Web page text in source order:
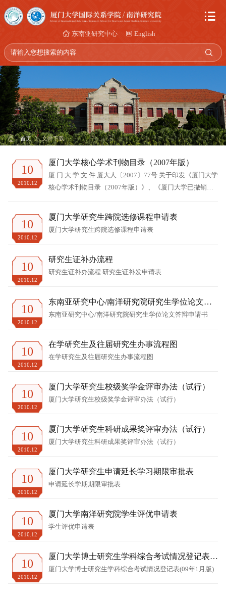
东南亚研究中心 English
首页 文件下载
10
2010.12
厦门大学核心学术刊物目录（2007年版）
厦 门 大 学 文 件 厦大人〔2007〕77号 关于印发《厦门大学
核心学术刊物目录（2007年版）》、《厦门大学已撤销的
学术刊物的若干规定》的通知 &nbs...
10
2010.12
厦门大学研究生跨院选修课程申请表
厦门大学研究生跨院选修课程申请表
10
2010.12
研究生证补办流程
研究生证补办流程 研究生证补发申请表
10
2010.12
东南亚研究中心/南洋研究院研究生学位论文答
辩申请书
东南亚研究中心/南洋研究院研究生学位论文答辩申请书
10
2010.12
在学研究生及往届研究生办事流程图
在学研究生及往届研究生办事流程图
10
2010.12
厦门大学研究生校级奖学金评审办法（试行）
厦门大学研究生校级奖学金评审办法（试行）
10
2010.12
厦门大学研究生科研成果奖评审办法（试行）
厦门大学研究生科研成果奖评审办法（试行）
10
2010.12
厦门大学研究生申请延长学习期限审批表
申请延长学期期限审批表
10
2010.12
厦门大学南洋研究院学生评优申请表
学生评优申请表
10
2010.12
厦门大学博士研究生学科综合考试情况登记表
(09年1月版)
厦门大学博士研究生学科综合考试情况登记表(09年1月版)